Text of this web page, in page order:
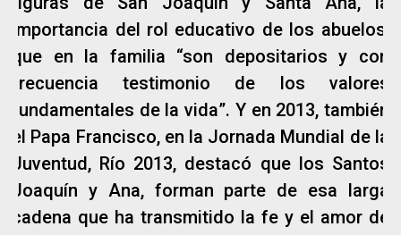
importancia del rol educativo de los abuelos,
que en la familia “son depositarios y con
frecuencia testimonio de los valores
fundamentales de la vida”. Y en 2013, también
el Papa Francisco, en la Jornada Mundial de la
Juventud, Río 2013, destacó que los Santos
Joaquín y Ana, forman parte de esa larga
cadena que ha transmitido la fe y el amor de